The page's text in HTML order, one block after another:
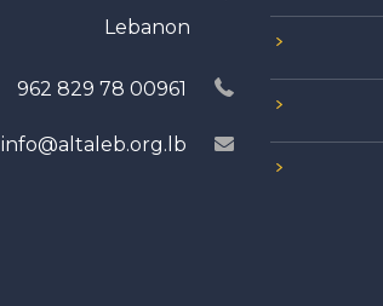
Lebanon
00961 78 829 962
info@altaleb.org.lb